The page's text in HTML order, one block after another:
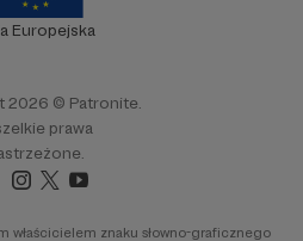
Europejska
2026 © Patronite.
prawa
właścicielem znaku słowno-graficznego